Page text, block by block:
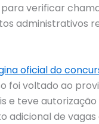
verificar
administrativos
oficial do
foi voltado ao
e teve
adicional de